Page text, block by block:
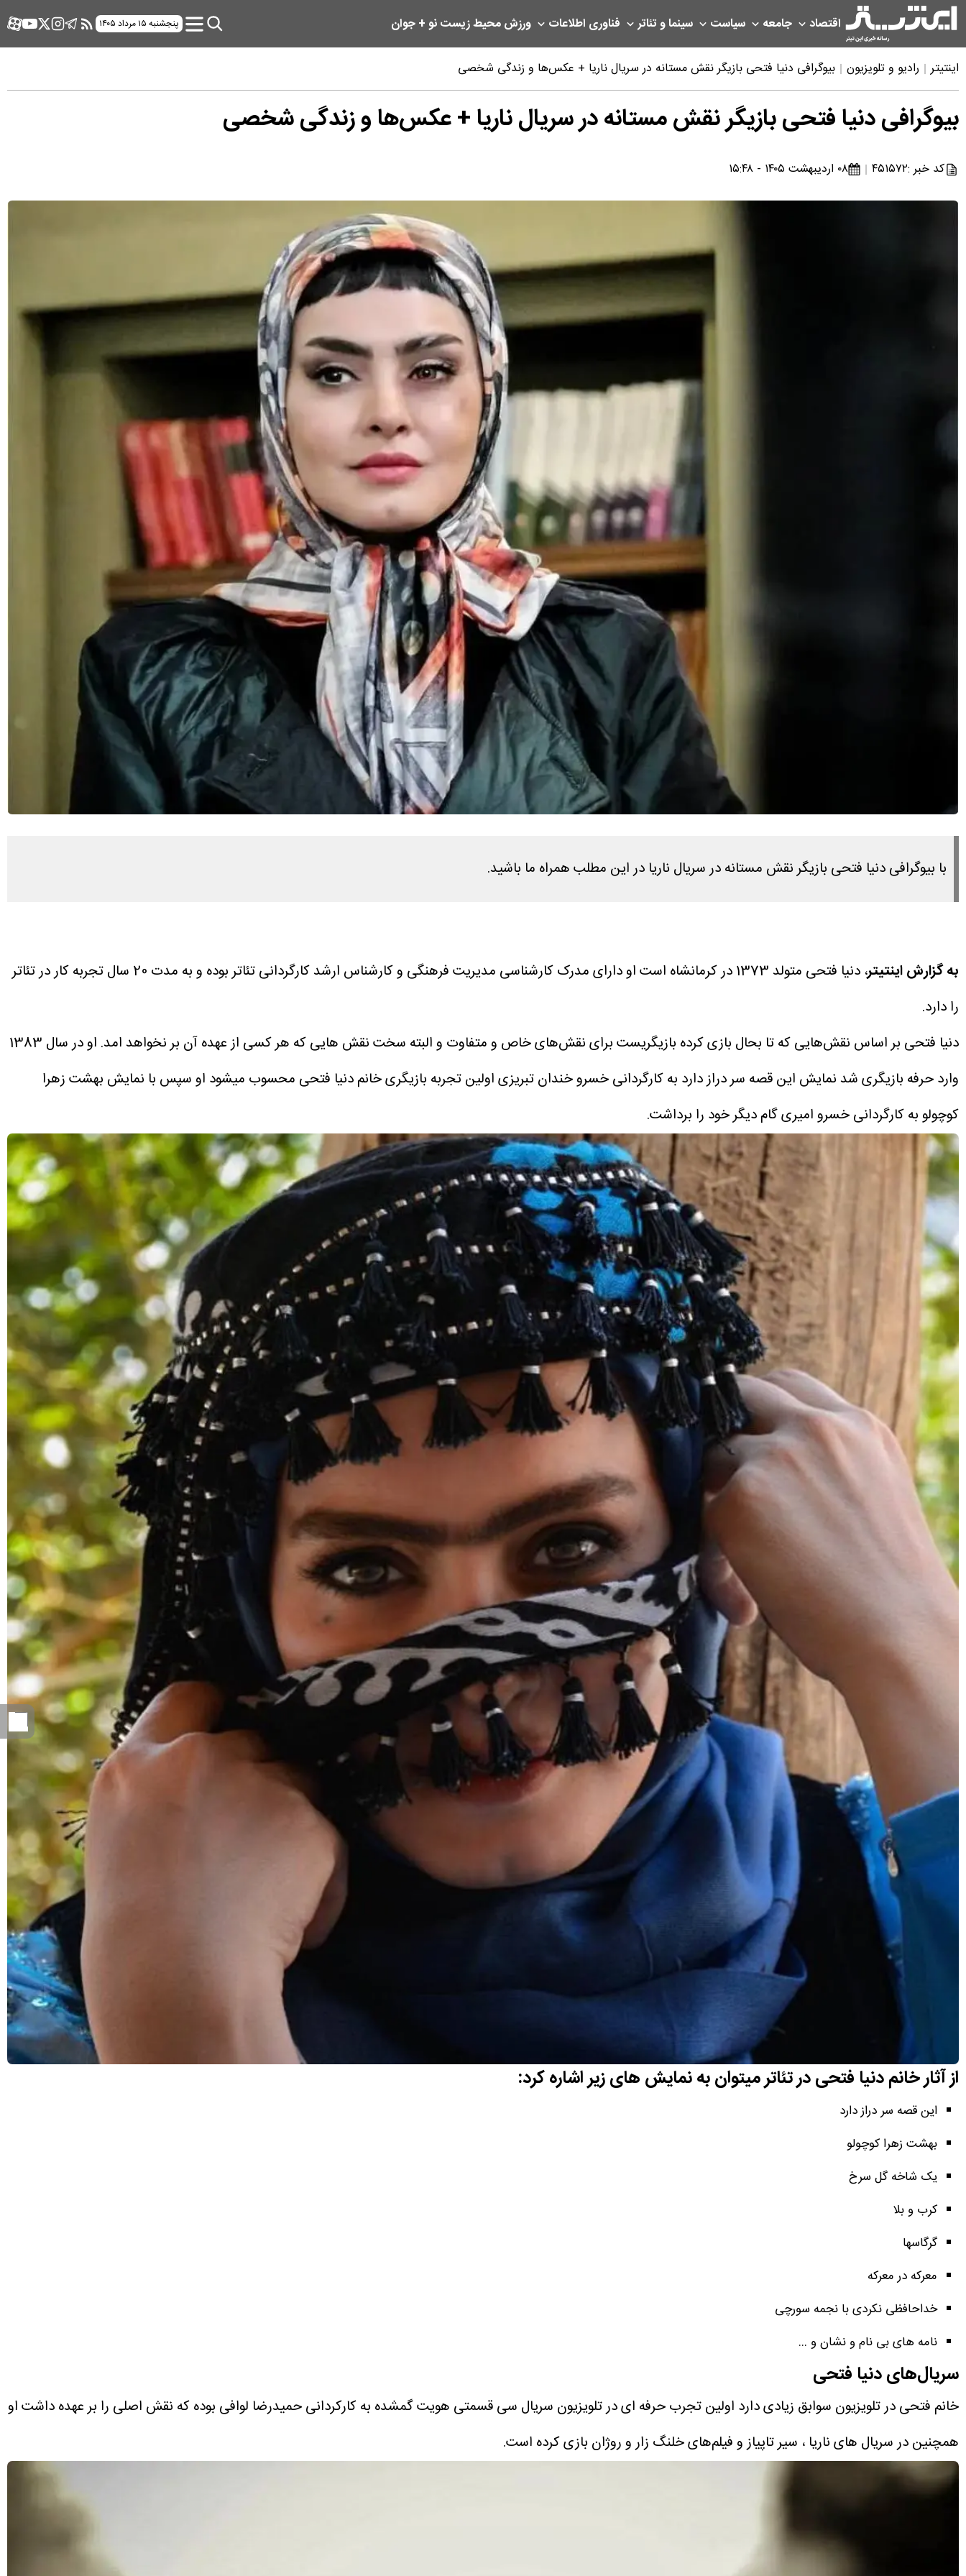
اقتصاد جامعه سیاست سینما و تئاتر فناوری اطلاعات ورزشمحیط زیستنو + جوان پنجشنبه ۱۵ مرداد ۱۴۰۵
اینتیتر رادیو و تلویزیون بیوگرافی دنیا فتحی بازیگر نقش مستانه در سریال ناریا + عکس‌ها و زندگی شخصی
بیوگرافی دنیا فتحی بازیگر نقش مستانه در سریال ناریا + عکس‌ها و زندگی شخصی
کد خبر :۴۵۱۵۷۲ ۰۸ اردیبهشت ۱۴۰۵ - ۱۵:۴۸
با بیوگرافی دنیا فتحی بازیگر نقش مستانه در سریال ناریا در این مطلب همراه ما باشید.
به گزارش اینتیتر
، دنیا فتحی متولد 1373 در کرمانشاه است او دارای مدرک کارشناسی مدیریت فرهنگی و کارشناس ارشد کارگردانی تئاتر بوده و به مدت 20 سال تجربه کار در تئاتر
را دارد.
دنیا فتحی بر اساس نقش‌هایی که تا بحال بازی کرده بازیگریست برای نقش‌های خاص و متفاوت و البته سخت نقش هایی که هر کسی از عهده آن بر نخواهد امد.
او در سال 1383
وارد حرفه بازیگری شد نمایش این قصه سر دراز دارد به کارگردانی خسرو خندان تبریزی اولین تجربه بازیگری خانم دنیا فتحی محسوب میشود او سپس با نمایش بهشت زهرا
کوچولو به کارگردانی خسرو امیری گام دیگر خود را برداشت.
از آثار خانم دنیا فتحی در تئاتر میتوان به نمایش های زیر اشاره کرد:
این قصه سر دراز دارد
بهشت زهرا کوچولو
یک شاخه گل سرخ
کرب و بلا
گرگاسها
معرکه در معرکه
خداحافظی نکردی با نجمه سورچی
نامه های بی نام و نشان و …
سریال‌های دنیا فتحی
خانم فتحی در تلویزیون سوابق زیادی دارد اولین تجرب حرفه ای در تلویزیون سریال سی قسمتی هویت گمشده به کارکردانی حمیدرضا لوافی بوده که نقش اصلی را بر عهده داشت او
همچنین در سریال های ناریا ، سیر تاپیاز و فیلم‌های خلنگ زار و روژان بازی کرده است.